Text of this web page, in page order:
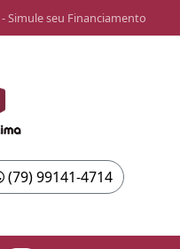
-Simule seu Financiamento
(79) 99141-4714